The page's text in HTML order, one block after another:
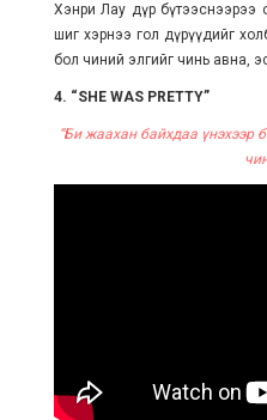
Хэнри Лау дүр бүтээснээрээ
шиг хэрнээ гол дүрүүдийг
бол чиний элгийг чинь авна, эс
4. “SHE WAS PRETTY”
“Би жаахан байхдаа үнэхээр